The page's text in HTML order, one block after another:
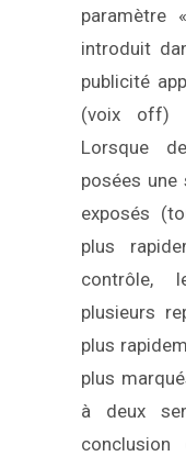
paramètre
introduit
publicité
(voix off)
Lorsque
posées une
exposés
plus
contrôle,
plusieurs
plus
plus
à deux